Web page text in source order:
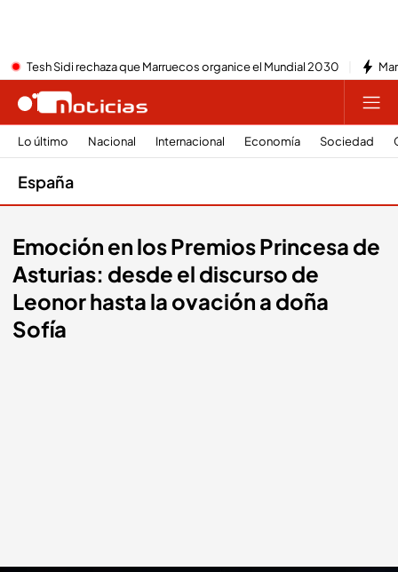
Tesh Sidi rechaza que Marruecos organice el Mundial 2030
Lo último Nacional Internacional Economía Sociedad
España
Emoción en los Premios Princesa de
Asturias: desde el discurso de
Leonor hasta la ovación a doña
Sofía